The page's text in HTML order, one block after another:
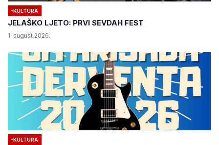
-KULTURA
JELAŠKO LJETO: PRVI SEVDAH FEST
1. august 2026.
-KULTURA